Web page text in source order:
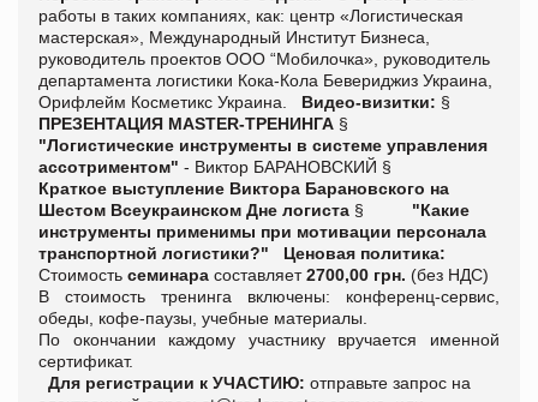
работы в таких компаниях, как: центр «Логистическая
мастерская», Международный Институт Бизнеса,
руководитель проектов ООО “Мобилочка», руководитель
департамента логистики Кока-Кола Бевериджиз Украина,
Орифлейм Косметикс Украина.
Видео-визитки: §
ПРЕЗЕНТАЦИЯ MASTER-ТРЕНИНГА §
"Логистические инструменты в системе управления
ассотриментом" - Виктор БАРАНОВСКИЙ §
Краткое выступление Виктора Барановского на
Шестом Всеукраинском Дне логиста § "Какие
инструменты применимы при мотивации персонала
транспортной логистики?"
Ценовая политика:
Стоимость семинара составляет2700,00 грн. (без НДС)
В стоимость тренинга включены: конференц-сервис,
обеды, кофе-паузы, учебные материалы.
По окончании каждому участнику вручается именной
сертификат.
Для регистрации к УЧАСТИЮ: отправьте запрос на